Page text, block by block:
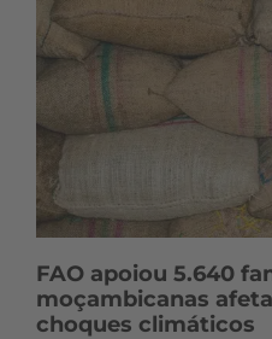
FAO apoiou 5.640
moçambicanas
choques climáticos